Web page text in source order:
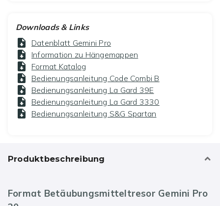
Downloads & Links
Datenblatt Gemini Pro
Information zu Hängemappen
Format Katalog
Bedienungsanleitung Code Combi B
Bedienungsanleitung La Gard 39E
Bedienungsanleitung La Gard 3330
Bedienungsanleitung S&G Spartan
Produktbeschreibung
Format Betäubungsmitteltresor Gemini Pro